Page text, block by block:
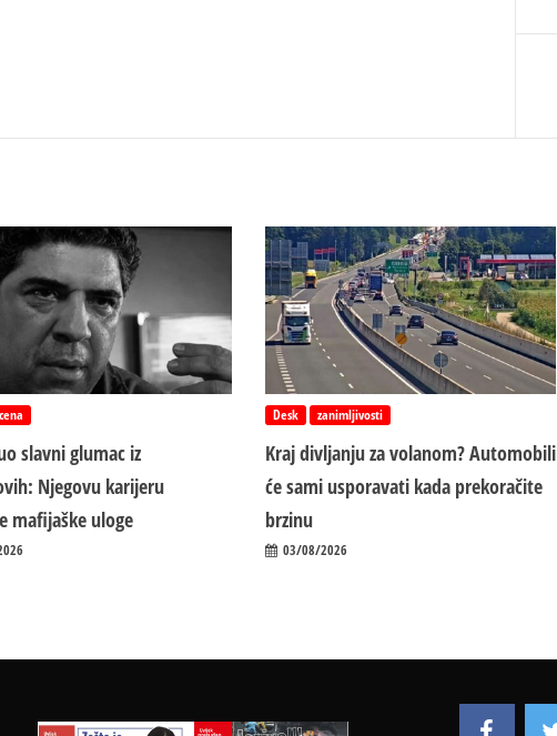
slavni glumac iz
Njegovu karijeru
mafijaške uloge
Desk zanimljivosti
Kraj divljanju za volanom? Automobili
će sami usporavati kada prekoračite
brzinu
03/08/2026